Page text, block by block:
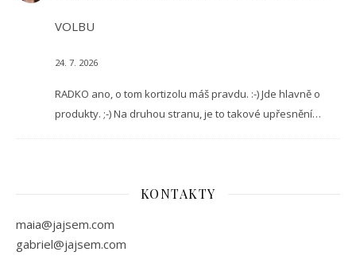
VOLBU
24. 7. 2026
RADKO ano, o tom kortizolu máš pravdu. :-) Jde hlavně o
produkty. ;-) Na druhou stranu, je to takové upřesnění…
KONTAKTY
maia@jajsem.com
gabriel@jajsem.com